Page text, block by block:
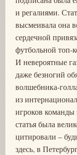
и регалиями.
высмеивала она
сердечной
футбольной топ-
И невероятные
даже безногий
волшебника-
из
игроков
статья была
цитировали –
здесь, в